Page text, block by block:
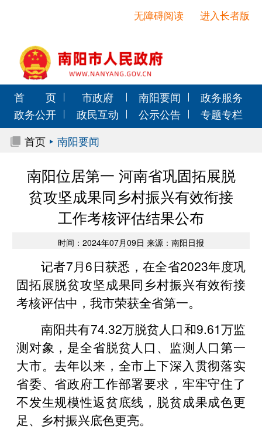
进入长者版
无障碍阅读
首 页 市政府 南阳要闻
政务服务
政务公开
政民互动 公示公告
专题专栏
首页
南阳要闻
南阳位居第一 河南省巩固拓展脱
贫攻坚成果同乡村振兴有效衔接
工作考核评估结果公布
时间：2024年07月09日 来源：南阳日报
记者7月6日获悉，在全省2023年度巩
固拓展脱贫攻坚成果同乡村振兴有效衔接
考核评估中，我市荣获全省第一。
南阳共有74.32万脱贫人口和9.61万监
测对象，是全省脱贫人口、监测人口第一
大市。去年以来，全市上下深入贯彻落实
省委、省政府工作部署要求，牢牢守住了
不发生规模性返贫底线，脱贫成果成色更
足、乡村振兴底色更亮。